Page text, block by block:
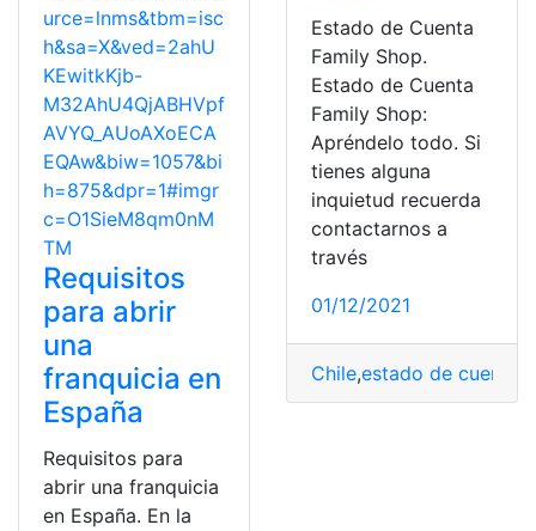
Requisitos
para abrir
una
franquicia en
España
Requisitos para
abrir una franquicia
en España. En la
Estado de Cuenta
Family Shop.
Estado de Cuenta
Family Shop:
Apréndelo todo. Si
tienes alguna
inquietud recuerda
contactarnos a
través
01/12/2021
Chile,estado de cuenta